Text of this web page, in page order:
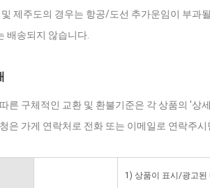
제주도의 경우는 항공/도선 추가운임이 부과
배송되지 않습니다.
른 구체적인 교환 및 환불기준은 각 상품의 '상
은 가게 연락처로 전화 또는 이메일로 연락주
1) 상품이 표시/광고된